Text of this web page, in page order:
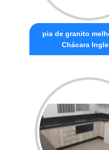
pia de granito
Chácara